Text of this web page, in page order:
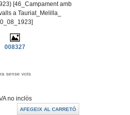
[46_Campament amb
a Tauriat_Melilla_
008327
sense vots
no inclòs